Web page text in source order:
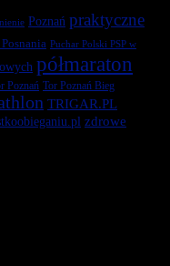
Poznań praktyczne
Puchar Polski PSP w
półmaraton
Poznań Tor Poznań Bieg
TRIGAR.PL
zdrowe